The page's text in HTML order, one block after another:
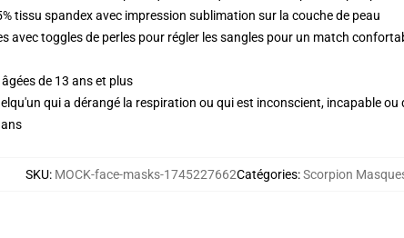
tissu spandex avec impression sublimation sur la couche de peau
avec toggles de perles pour régler les sangles pour un match
de 13 ans et plus
qui a dérangé la respiration ou qui est inconscient, incapable
SKU: MOCK-face-masks-1745227662Catégories:Scorpion